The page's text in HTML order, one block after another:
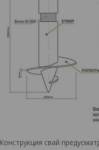
Конструкция свай